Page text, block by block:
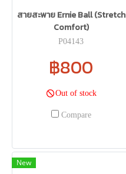
สายสะพาย Ernie Ball (Stretch
Comfort)
P04143
฿800
Out of stock
Compare
New